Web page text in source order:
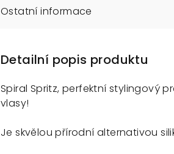
Ostatní informace
Detailní popis produktu
Spiral Spritz, perfektní stylingový
vlasy!
Je skvělou přírodní alternativou